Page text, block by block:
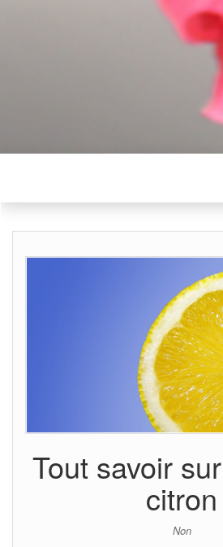
Les petits mots d'Alice
Tout savoir
citron
Non